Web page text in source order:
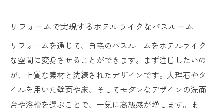
リフォームによる家の資産価値向上の可能
性
リフォームで未来に向けた持続可能な住環
境を築く
リフォームで実現するホテルライクなバスルーム
リフォームを通じて、自宅のバスルームをホテルライク
な空間に変身させることができます。まず注目したいの
が、上質な素材と洗練されたデザインです。大理石やタ
イルを用いた壁面や床、そしてモダンなデザインの洗面
台や浴槽を選ぶことで、一気に高級感が増します。ま